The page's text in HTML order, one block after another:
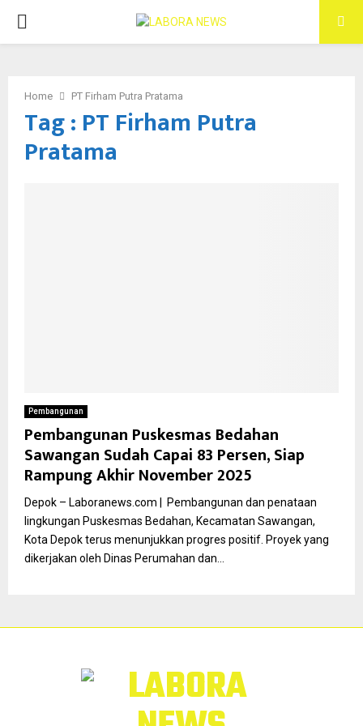
PRIMARY
Home PT Firham Putra Pratama
Tag : PT Firham Putra
Pratama
Pembangunan
Pembangunan Puskesmas Bedahan
Sawangan Sudah Capai 83 Persen, Siap
Rampung Akhir November 2025
Depok – Laboranews.com | Pembangunan dan penataan
lingkungan Puskesmas Bedahan, Kecamatan Sawangan,
Kota Depok terus menunjukkan progres positif. Proyek yang
dikerjakan oleh Dinas Perumahan dan...